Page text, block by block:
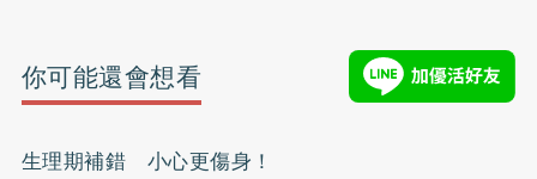
你可能還會想看
生理期補錯 小心更傷身！